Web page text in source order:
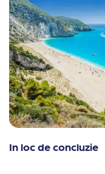
In loc de concluzie